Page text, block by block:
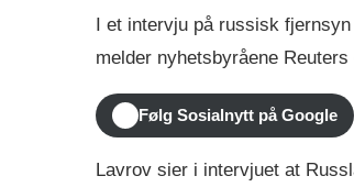
I et intervju på russisk
melder nyhetsbyråene Reuters
Følg Sosialnytt på Google
Lavrov sier i intervjuet at